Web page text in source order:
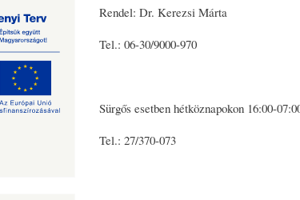
Rendel: Dr. Kerezsi Márta
Tel.: 06-30/9000-970
Sürgős esetben hétköznapokon 16:00-
Tel.: 27/370-073